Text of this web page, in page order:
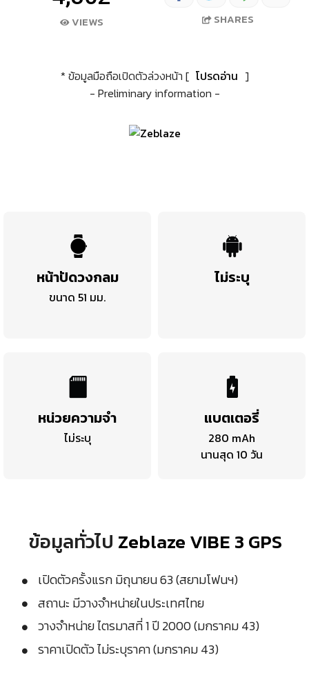
VIEWS SHARES
* ข้อมูลมือถือเปิดตัวล่วงหน้า [ โปรดอ่าน ]
- Preliminary information -
หน้าปัดวงกลม
ขนาด 51 มม.
ไม่ระบุ
หน่วยความจำ
ไม่ระบุ
แบตเตอรี่
280 mAh
นานสุด 10 วัน
ข้อมูลทั่วไป Zeblaze VIBE 3 GPS
เปิดตัวครั้งแรก มิถุนายน 63 (สยามโฟนฯ)
สถานะ มีวางจำหน่ายในประเทศไทย
วางจำหน่าย ไตรมาสที่ 1 ปี 2000 (มกราคม 43)
ราคาเปิดตัว ไม่ระบุราคา (มกราคม 43)